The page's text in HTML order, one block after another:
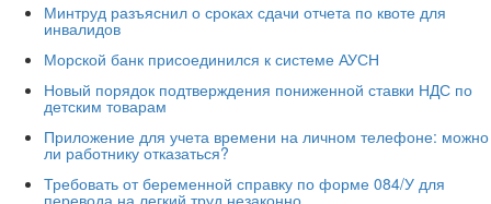
Минтруд разъяснил о сроках сдачи отчета по квоте для
инвалидов
Морской банк присоединился к системе АУСН
Новый порядок подтверждения пониженной ставки НДС по
детским товарам
Приложение для учета времени на личном телефоне: можно
ли работнику отказаться?
Требовать от беременной справку по форме 084/У для
перевода на легкий труд незаконно